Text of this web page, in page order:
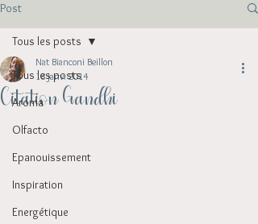
Post
Tous les posts
Aroma
Olfacto
Epanouissement
Inspiration
Energétique
Tous les posts
Citation Gandhi
Nat Bianconi Beillon
18 janv. 2014